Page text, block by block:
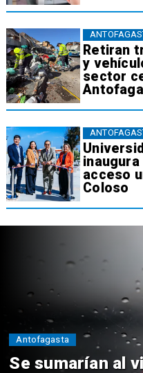
Retiran
y
sector
acceso
Coloso
Se sumarían al
Antofagasta